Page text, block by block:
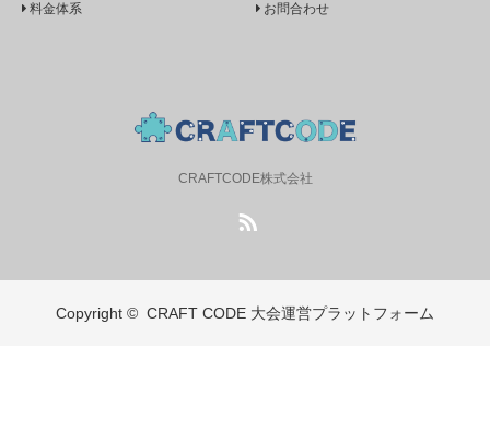
料金体系 お問合わせ
CRAFTCODE株式会社
Copyright © CRAFT CODE 大会運営プラットフォーム